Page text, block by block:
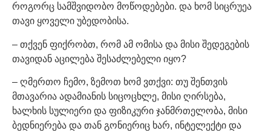
როგორც სამშვიდობო მოწოდებები. და ხომ სიცრუეა
თავი ყოველი უბედობისა.
– თქვენ ფიქრობთ, რომ ამ ომისა და მისი შედეგების
თავიდან აცილება შესაძლებელი იყო?
– ღმერთო ჩემო, ზემოთ ხომ ვთქვი: თუ შენთვის
მთავარია ადამიანის სიცოცხლე, მისი ღირსება,
ხალხის სულიერი და ფიზიკური ჯანმრთელობა, მისი
ბედნიერება და თან გონიერიც ხარ, ინტელექტი და